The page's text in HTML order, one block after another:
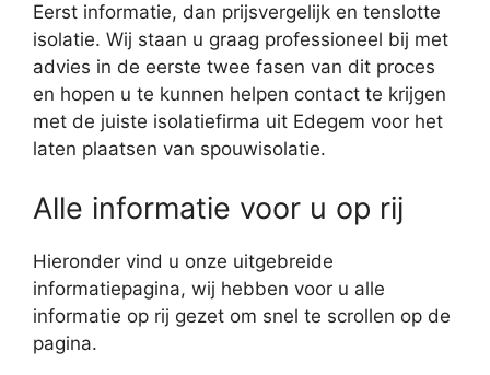
Eerst informatie, dan prijsvergelijk en tenslotte
isolatie. Wij staan u graag professioneel bij met
advies in de eerste twee fasen van dit proces
en hopen u te kunnen helpen contact te krijgen
met de juiste isolatiefirma uit Edegem voor het
laten plaatsen van spouwisolatie.
Alle informatie voor u op rij
Hieronder vind u onze uitgebreide
informatiepagina, wij hebben voor u alle
informatie op rij gezet om snel te scrollen op de
pagina.